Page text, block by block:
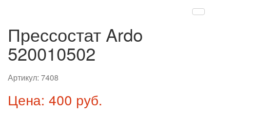
Прессостат Ardo
520010502
Артикул:7408
Цена: 400 руб.